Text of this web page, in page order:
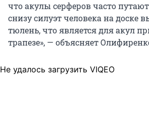
что акулы серферов часто
снизу силуэт человека на доске
тюлень, что является для акул
трапезе», — объясняет
Не удалось загрузить VIQEO